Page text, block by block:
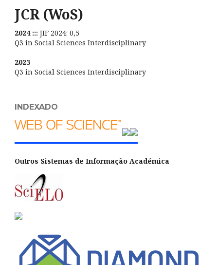
JCR (WoS)
2024 ::: JIF 2024: 0,5
Q3 in Social Sciences Interdisciplinary
2023
Q3 in Social Sciences Interdisciplinary
INDEXADO
Outros Sistemas de Informação Académica